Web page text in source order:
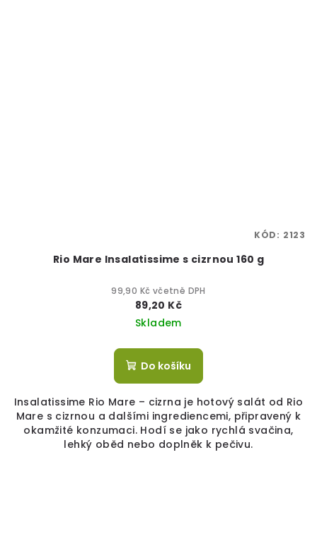
Rio Mare Insalatissime s cizrnou 160 g
99,90 Kč včetně DPH
89,20 Kč
Skladem
Do košíku
Insalatissime Rio Mare – cizrna je hotový salát od Rio
Mare s cizrnou a dalšími ingrediencemi, připravený k
okamžité konzumaci. Hodí se jako rychlá svačina,
lehký oběd nebo doplněk k pečivu.
KÓD: 2123